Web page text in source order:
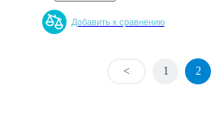
Добавить к сравнению
< 1 2